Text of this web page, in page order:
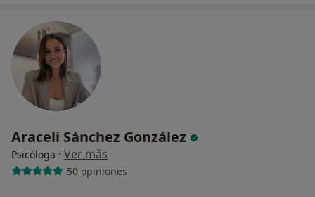
Araceli Sánchez González
Psicóloga · Ver más
50 opiniones